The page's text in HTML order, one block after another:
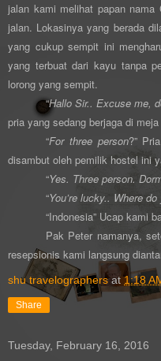
jalan kami melihat papan nama
jalan. Lokasinya yang berada
yang cukup sempit ini
yang terbuat dari kayu tanpa
lorong yang sempit.
“Hallo Sir.. Excuse me,
pria yang sedang berjaga di
“For three person?”
disambut oleh pemilik hostel ini
“Yes. Three person.
“You’re lucky.. Where
“Indonesia” Ucap kami
Pak Peter namanya,
resepsionis kami langsung
shu travelographers at1:18
Share
Tuesday, February 16, 2016